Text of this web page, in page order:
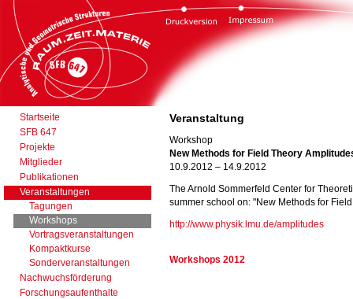
Startseite
SFB 647
Projekte
Mitglieder
Publikationen
Veranstaltungen
Tagungen
Workshops
Vortragsveranstaltungen
Kompaktkurse
Sonderveranstaltungen
Nachwuchsförderung
Forschungsaufenthalte
Veranstaltung
Workshop
New Methods for Field Theory
10.9.2012 – 14.9.2012
The Arnold Sommerfeld Center for
summer school on: "New Methods for
http://www.physik.lmu.de/amplitudes
Workshops 2012